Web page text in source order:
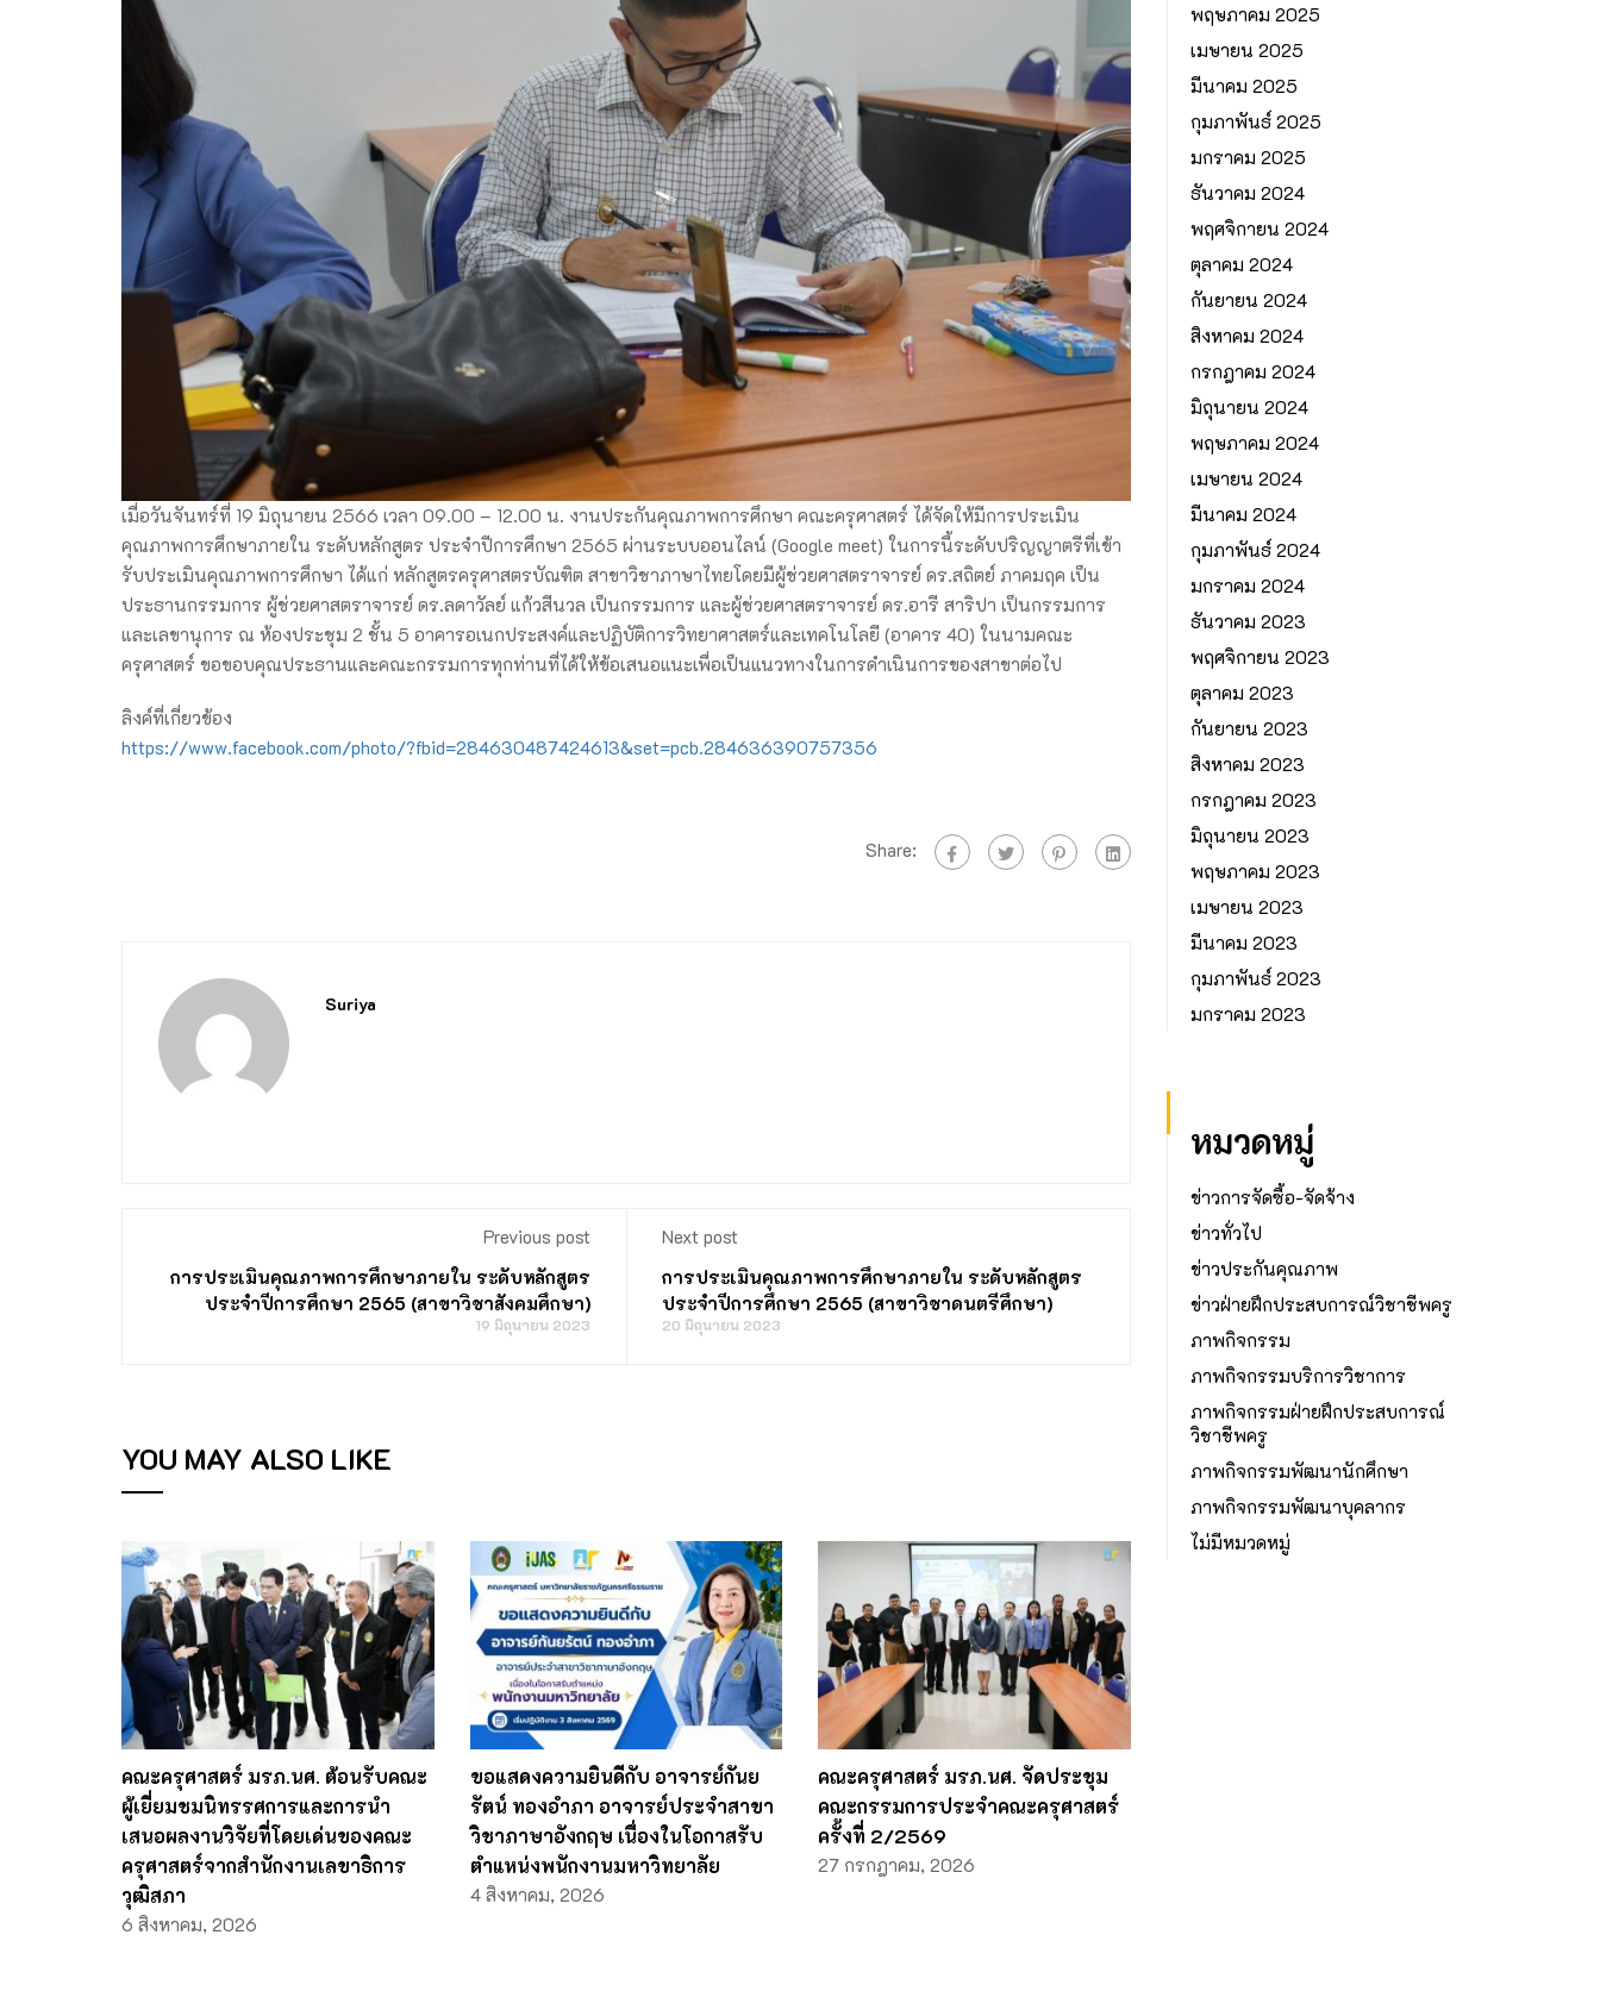
เมื่อวันจันทร์ที่ 19 มิถุนายน 2566 เวลา 09.00 – 12.00 น. งานประกันคุณภาพการศึกษา คณะครุศาสตร์ ได้จัดให้มีการประเมิน
คุณภาพการศึกษาภายใน ระดับหลักสูตร ประจำปีการศึกษา 2565 ผ่านระบบออนไลน์ (Google meet) ในการนี้ระดับปริญญาตรีที่เข้า
รับประเมินคุณภาพการศึกษา ได้แก่ หลักสูตรครุศาสตรบัณฑิต สาขาวิชาภาษาไทยโดยมีผู้ช่วยศาสตราจารย์ ดร.สถิตย์ ภาคมฤค เป็น
ประธานกรรมการ ผู้ช่วยศาสตราจารย์ ดร.ลดาวัลย์ แก้วสีนวล เป็นกรรมการ และผู้ช่วยศาสตราจารย์ ดร.อารี สาริปา เป็นกรรมการ
และเลขานุการ ณ ห้องประชุม 2 ชั้น 5 อาคารอเนกประสงค์และปฏิบัติการวิทยาศาสตร์และเทคโนโลยี (อาคาร 40) ในนามคณะ
ครุศาสตร์ ขอขอบคุณประธานและคณะกรรมการทุกท่านที่ได้ให้ข้อเสนอแนะเพื่อเป็นแนวทางในการดำเนินการของสาขาต่อไป
ลิงค์ที่เกี่ยวข้อง
https://www.facebook.com/photo/?fbid=284630487424613&set=pcb.284636390757356
Share:
Suriya
Previous post
การประเมินคุณภาพการศึกษาภายใน ระดับหลักสูตร
ประจำปีการศึกษา 2565 (สาขาวิชาสังคมศึกษา)
19 มิถุนายน 2023
Next post
การประเมินคุณภาพการศึกษาภายใน ระดับหลักสูตร
ประจำปีการศึกษา 2565 (สาขาวิชาดนตรีศึกษา)
20 มิถุนายน 2023
YOU MAY ALSO LIKE
คณะครุศาสตร์ มรภ.นศ. ต้อนรับคณะ
ผู้เยี่ยมชมนิทรรศการและการนำ
เสนอผลงานวิจัยที่โดยเด่นของคณะ
ครุศาสตร์จากสำนักงานเลขาธิการ
วุฒิสภา
6 สิงหาคม, 2026
ขอแสดงความยินดีกับ อาจารย์กันย
รัตน์ ทองอำภา อาจารย์ประจำสาขา
วิชาภาษาอังกฤษ เนื่องในโอกาสรับ
ตำแหน่งพนักงานมหาวิทยาลัย
4 สิงหาคม, 2026
คณะครุศาสตร์ มรภ.นศ. จัดประชุม
คณะกรรมการประจำคณะครุศาสตร์
ครั้งที่ 2/2569
27 กรกฎาคม, 2026
พฤษภาคม 2025
เมษายน 2025
มีนาคม 2025
กุมภาพันธ์ 2025
มกราคม 2025
ธันวาคม 2024
พฤศจิกายน 2024
ตุลาคม 2024
กันยายน 2024
สิงหาคม 2024
กรกฎาคม 2024
มิถุนายน 2024
พฤษภาคม 2024
เมษายน 2024
มีนาคม 2024
กุมภาพันธ์ 2024
มกราคม 2024
ธันวาคม 2023
พฤศจิกายน 2023
ตุลาคม 2023
กันยายน 2023
สิงหาคม 2023
กรกฎาคม 2023
มิถุนายน 2023
พฤษภาคม 2023
เมษายน 2023
มีนาคม 2023
กุมภาพันธ์ 2023
มกราคม 2023
หมวดหมู่
ข่าวการจัดซื้อ-จัดจ้าง
ข่าวทั่วไป
ข่าวประกันคุณภาพ
ข่าวฝ่ายฝึกประสบการณ์วิชาชีพครู
ภาพกิจกรรม
ภาพกิจกรรมบริการวิชาการ
ภาพกิจกรรมฝ่ายฝึกประสบการณ์
วิชาชีพครู
ภาพกิจกรรมพัฒนานักศึกษา
ภาพกิจกรรมพัฒนาบุคลากร
ไม่มีหมวดหมู่